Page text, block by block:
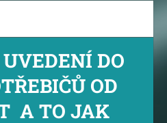
DO
OD
A TO JAK